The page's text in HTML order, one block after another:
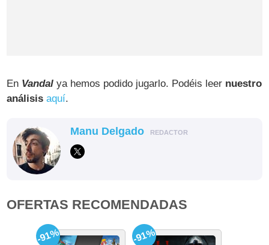
En Vandal ya hemos podido jugarlo. Podéis leer nuestro
análisis aquí.
Manu Delgado REDACTOR
OFERTAS RECOMENDADAS
-91% -91%